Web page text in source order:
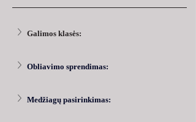
Galimos klasės:
Obliavimo sprendimas:
Medžiagų pasirinkimas: